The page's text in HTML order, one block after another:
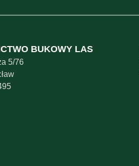
BUKOWY LAS
5/76